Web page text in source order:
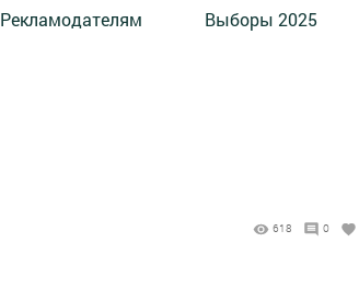
Рекламодателям Выборы 2025
618 0